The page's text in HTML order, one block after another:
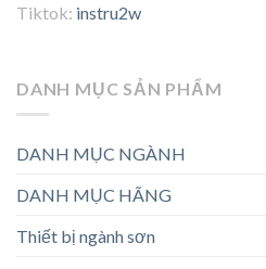
Tiktok: instru2w
DANH MỤC SẢN PHẨM
DANH MỤC NGÀNH
DANH MỤC HÃNG
Thiết bị ngành sơn